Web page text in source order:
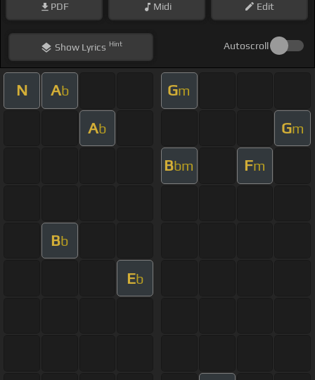
PDF Midi Edit
ShowLyrics Hint Autoscroll
N Ab Gm
Ab Gm
Bbm Fm
Bb
Eb